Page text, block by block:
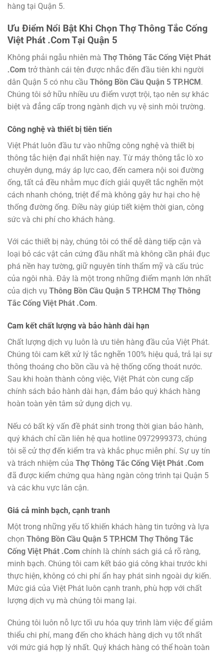
hàng tại Quận 5.
Ưu Điểm Nổi Bật Khi Chọn Thợ Thông Tắc Cống
Việt Phát .Com Tại Quận 5
Không phải ngẫu nhiên mà Thợ Thông Tắc Cống Việt Phát
.Com trở thành cái tên được nhắc đến đầu tiên khi người
dân Quận 5 có nhu cầu Thông Bồn Cầu Quận 5 TP.HCM.
Chúng tôi sở hữu nhiều ưu điểm vượt trội, tạo nên sự khác
biệt và đẳng cấp trong ngành dịch vụ vệ sinh môi trường.
Công nghệ và thiết bị tiên tiến
Việt Phát luôn đầu tư vào những công nghệ và thiết bị
thông tắc hiện đại nhất hiện nay. Từ máy thông tắc lò xo
chuyên dụng, máy áp lực cao, đến camera nội soi đường
ống, tất cả đều nhằm mục đích giải quyết tắc nghẽn một
cách nhanh chóng, triệt để mà không gây hư hại cho hệ
thống đường ống. Điều này giúp tiết kiệm thời gian, công
sức và chi phí cho khách hàng.
Với các thiết bị này, chúng tôi có thể dễ dàng tiếp cận và
loại bỏ các vật cản cứng đầu nhất mà không cần phải đục
phá nền hay tường, giữ nguyên tính thẩm mỹ và cấu trúc
của ngôi nhà. Đây là một trong những điểm mạnh lớn nhất
của dịch vụ Thông Bồn Cầu Quận 5 TP.HCM Thợ Thông
Tắc Cống Việt Phát .Com.
Cam kết chất lượng và bảo hành dài hạn
Chất lượng dịch vụ luôn là ưu tiên hàng đầu của Việt Phát.
Chúng tôi cam kết xử lý tắc nghẽn 100% hiệu quả, trả lại sự
thông thoáng cho bồn cầu và hệ thống cống thoát nước.
Sau khi hoàn thành công việc, Việt Phát còn cung cấp
chính sách bảo hành dài hạn, đảm bảo quý khách hàng
hoàn toàn yên tâm sử dụng dịch vụ.
Nếu có bất kỳ vấn đề phát sinh trong thời gian bảo hành,
quý khách chỉ cần liên hệ qua hotline 0972999373, chúng
tôi sẽ cử thợ đến kiểm tra và khắc phục miễn phí. Sự uy tín
và trách nhiệm của Thợ Thông Tắc Cống Việt Phát .Com
đã được kiểm chứng qua hàng ngàn công trình tại Quận 5
và các khu vực lân cận.
Giá cả minh bạch, cạnh tranh
Một trong những yếu tố khiến khách hàng tin tưởng và lựa
chọn Thông Bồn Cầu Quận 5 TP.HCM Thợ Thông Tắc
Cống Việt Phát .Com chính là chính sách giá cả rõ ràng,
minh bạch. Chúng tôi cam kết báo giá công khai trước khi
thực hiện, không có chi phí ẩn hay phát sinh ngoài dự kiến.
Mức giá của Việt Phát luôn cạnh tranh, phù hợp với chất
lượng dịch vụ mà chúng tôi mang lại.
Chúng tôi luôn nỗ lực tối ưu hóa quy trình làm việc để giảm
thiểu chi phí, mang đến cho khách hàng dịch vụ tốt nhất
với mức giá hợp lý nhất. Quý khách hàng có thể hoàn toàn